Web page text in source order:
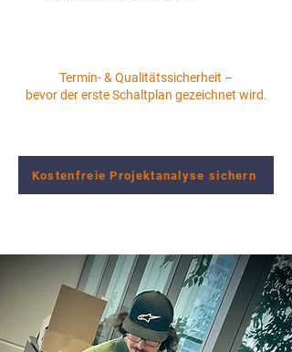
Termin- & Qualitätssicherheit –
bevor der erste Schaltplan gezeichnet wird.
Kostenfreie Projektanalyse sichern